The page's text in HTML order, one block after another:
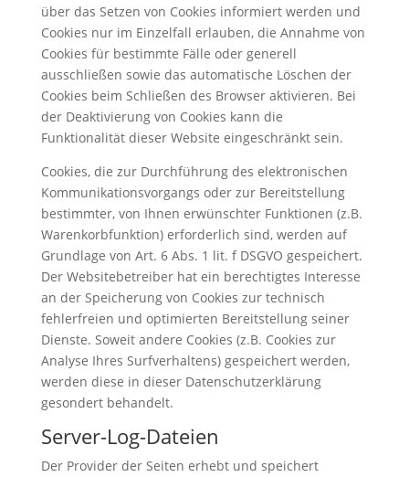
über das Setzen von Cookies informiert werden und
Cookies nur im Einzelfall erlauben, die Annahme von
Cookies für bestimmte Fälle oder generell
ausschließen sowie das automatische Löschen der
Cookies beim Schließen des Browser aktivieren. Bei
der Deaktivierung von Cookies kann die
Funktionalität dieser Website eingeschränkt sein.
Cookies, die zur Durchführung des elektronischen
Kommunikationsvorgangs oder zur Bereitstellung
bestimmter, von Ihnen erwünschter Funktionen (z.B.
Warenkorbfunktion) erforderlich sind, werden auf
Grundlage von Art. 6 Abs. 1 lit. f DSGVO gespeichert.
Der Websitebetreiber hat ein berechtigtes Interesse
an der Speicherung von Cookies zur technisch
fehlerfreien und optimierten Bereitstellung seiner
Dienste. Soweit andere Cookies (z.B. Cookies zur
Analyse Ihres Surfverhaltens) gespeichert werden,
werden diese in dieser Datenschutzerklärung
gesondert behandelt.
Server-Log-Dateien
Der Provider der Seiten erhebt und speichert